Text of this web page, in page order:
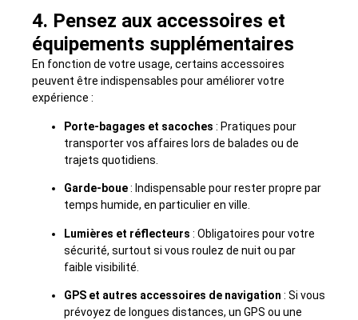
4. Pensez aux accessoires et
équipements supplémentaires
En fonction de votre usage, certains accessoires
peuvent être indispensables pour améliorer votre
expérience :
Porte-bagages et sacoches : Pratiques pour
transporter vos affaires lors de balades ou de
trajets quotidiens.
Garde-boue: Indispensable pour rester propre par
temps humide, en particulier en ville.
Lumières et réflecteurs : Obligatoires pour votre
sécurité, surtout si vous roulez de nuit ou par
faible visibilité.
GPS et autres accessoires de navigation : Si vous
prévoyez de longues distances, un GPS ou une